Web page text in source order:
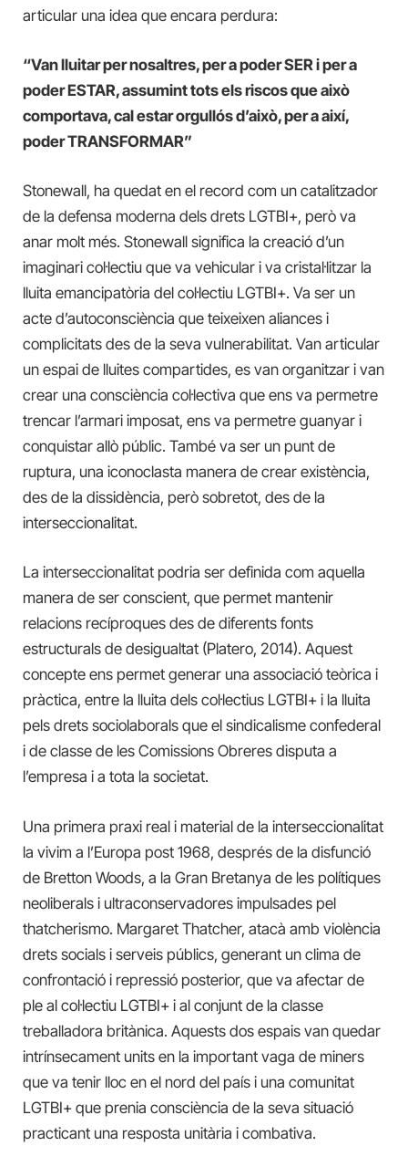
articular una idea que encara perdura:
“Van lluitar per nosaltres, per a poder SER i per a
poder ESTAR, assumint tots els riscos que això
comportava, cal estar orgullós d’això, per a així,
poder TRANSFORMAR”
Stonewall, ha quedat en el record com un catalitzador
de la defensa moderna dels drets LGTBI+, però va
anar molt més. Stonewall significa la creació d’un
imaginari col·lectiu que va vehicular i va cristal·litzar la
lluita emancipatòria del col·lectiu LGTBI+. Va ser un
acte d’autoconsciència que teixeixen aliances i
complicitats des de la seva vulnerabilitat. Van articular
un espai de lluites compartides, es van organitzar i van
crear una consciència col·lectiva que ens va permetre
trencar l’armari imposat, ens va permetre guanyar i
conquistar allò públic. També va ser un punt de
ruptura, una iconoclasta manera de crear existència,
des de la dissidència, però sobretot, des de la
interseccionalitat.
La interseccionalitat podria ser definida com aquella
manera de ser conscient, que permet mantenir
relacions recíproques des de diferents fonts
estructurals de desigualtat (Platero, 2014). Aquest
concepte ens permet generar una associació teòrica i
pràctica, entre la lluita dels col·lectius LGTBI+ i la lluita
pels drets sociolaborals que el sindicalisme confederal
i de classe de les Comissions Obreres disputa a
l’empresa i a tota la societat.
Una primera praxi real i material de la interseccionalitat
la vivim a l’Europa post 1968, després de la disfunció
de Bretton Woods, a la Gran Bretanya de les polítiques
neoliberals i ultraconservadores impulsades pel
thatcherismo. Margaret Thatcher, atacà amb violència
drets socials i serveis públics, generant un clima de
confrontació i repressió posterior, que va afectar de
ple al col·lectiu LGTBI+ i al conjunt de la classe
treballadora britànica. Aquests dos espais van quedar
intrínsecament units en la important vaga de miners
que va tenir lloc en el nord del país i una comunitat
LGTBI+ que prenia consciència de la seva situació
practicant una resposta unitària i combativa.